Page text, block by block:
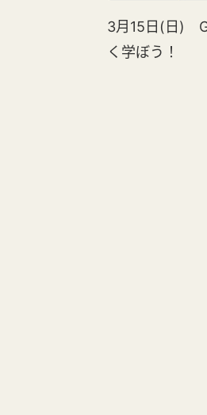
3月15日(日)
く学ぼう！